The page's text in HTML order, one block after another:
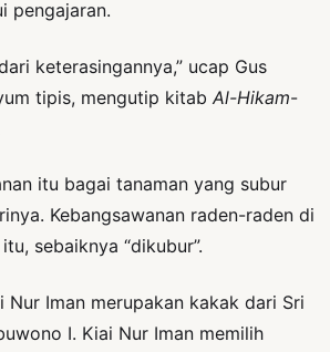
pengajaran.
keterasingannya,” ucap Gus
tipis, mengutip kitab Al-Hikam-
itu bagai tanaman yang subur
Kebangsawanan raden-raden di
sebaiknya “dikubur”.
Nur Iman merupakan kakak dari Sri
I. Kiai Nur Iman memilih